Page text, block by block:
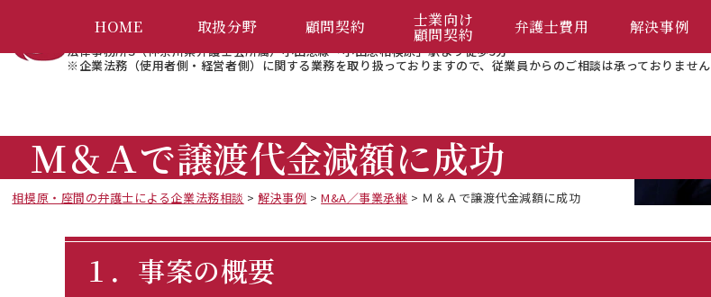
相模原・座間の弁護士による 企業法務相談
法律事務所S（神奈川県弁護士会所属）小田急線「小田急相模原」駅より徒歩5分
※企業法務（使用者側・経営者側）に関する業務を取り扱っておりますので、 従業員からのご相談は承っておりません
HOME 取扱分野 顧問契約 士業向け
顧問契約 弁護士費用 解決事例
Ｍ＆Ａで譲渡代金減額に成功
相模原・座間の弁護士による企業法務相談 >解決事例 >M&A／事業承継 > Ｍ＆Ａで譲渡代金減額に成功
１．事案の概要